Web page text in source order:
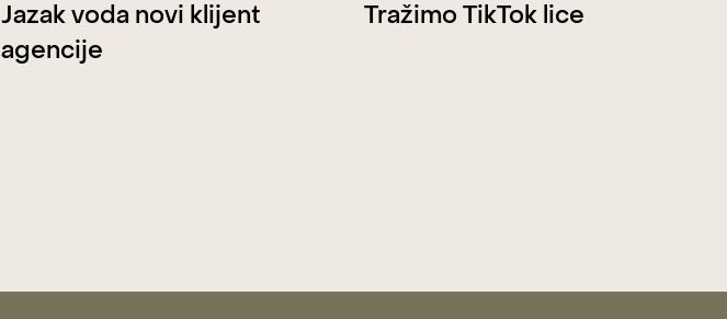
Jazak voda novi klijent
agencije
Tražimo TikTok lice